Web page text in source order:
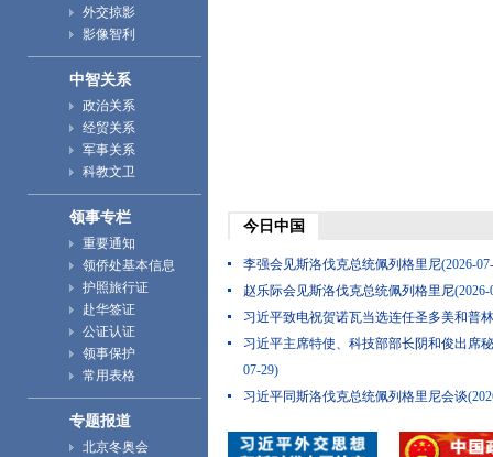
外交掠影
影像智利
中智关系
政治关系
经贸关系
军事关系
科教文卫
领事专栏
重要通知
领侨处基本信息
护照旅行证
赴华签证
公证认证
领事保护
常用表格
专题报道
北京冬奥会
今日中国
李强会见斯洛伐克总统佩列格里尼(2026-
赵乐际会见斯洛伐克总统佩列格里尼(2026-
习近平致电祝贺诺瓦当选连任圣多美和普
习近平主席特使、科技部部长阴和俊出席
07-29)
习近平同斯洛伐克总统佩列格里尼会谈